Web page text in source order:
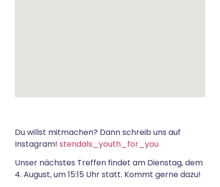
Du willst mitmachen? Dann schreib uns auf
Instagram! stendals_youth_for_you
Unser nächstes Treffen findet am Dienstag, dem
4. August, um 15:15 Uhr statt. Kommt gerne dazu!